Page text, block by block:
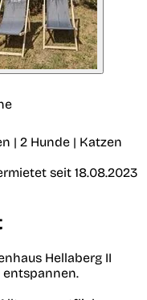
| 2 Hunde | Katzen
seit 18.08.2023
Hellaberg II
entspannen.